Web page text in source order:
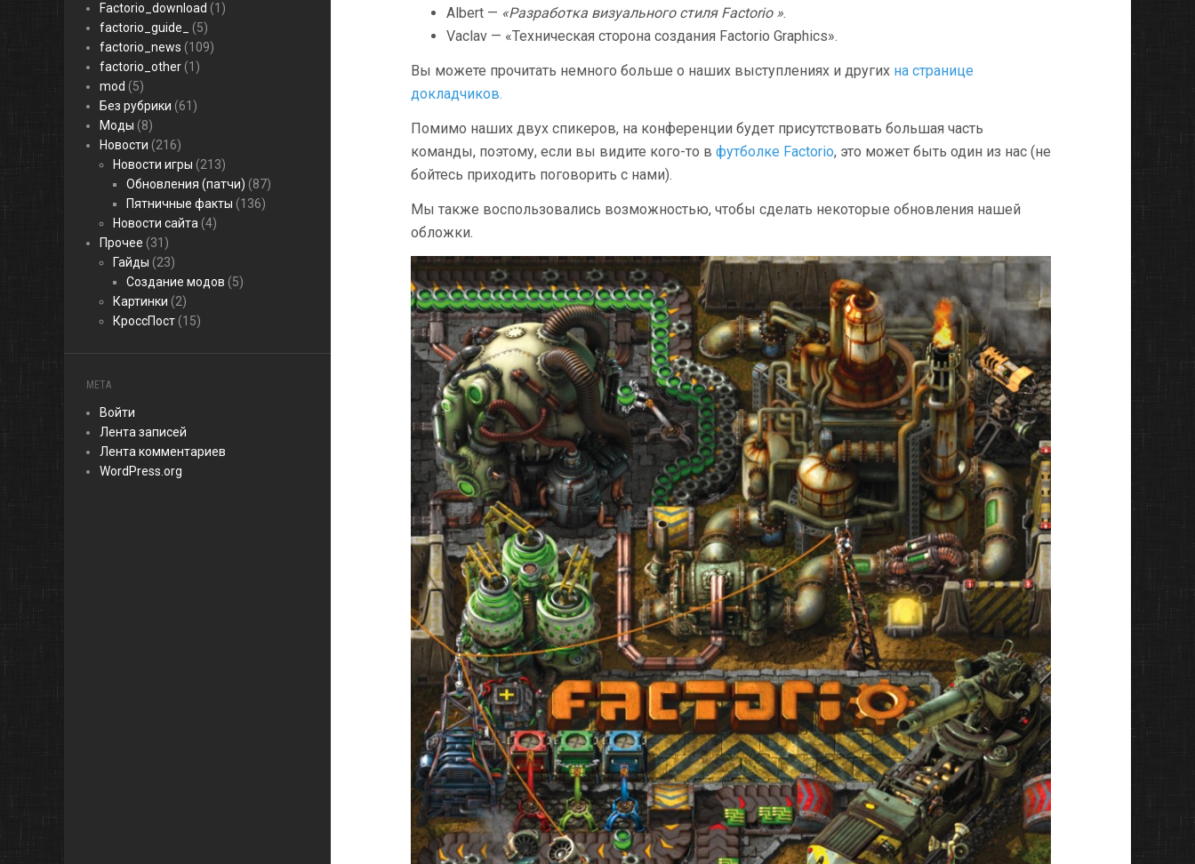
Factorio_download (1)
factorio_guide_
(5)
factorio_news (109)
factorio_other (1)
mod (5)
Без рубрики (61)
Моды (8)
Новости (216)
Новости игры (213)
Обновления (патчи) (87)
Пятничные факты (136)
Новости сайта (4)
Прочее (31)
Гайды (23)
Создание модов (5)
Картинки (2)
КроссПост (15)
МЕТА
Войти
Лента записей
Лента комментариев
WordPress.org
Albert — «Разработка визуального стиля Factorio ».
Vaclav — «Техническая сторона создания Factorio Graphics».
Вы можете прочитать немного больше о наших выступлениях и других на странице
докладчиков.
Помимо наших двух спикеров, на конференции будет присутствовать большая часть
команды, поэтому, если вы видите кого-то в футболке Factorio, это может быть один из нас (не
бойтесь приходить поговорить с нами).
Мы также воспользовались возможностью, чтобы сделать некоторые обновления нашей
обложки.